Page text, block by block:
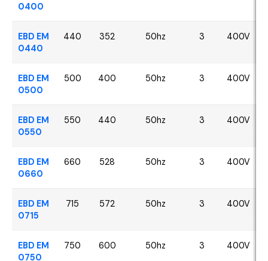
0400
EBD EM
0440
440 352 50hz 3 400V
EBD EM
0500
500 400 50hz 3 400V
EBD EM
0550
550 440 50hz 3 400V
EBD EM
0660
660 528 50hz 3 400V
EBD EM
0715
715 572 50hz 3 400V
EBD EM
0750
750 600 50hz 3 400V